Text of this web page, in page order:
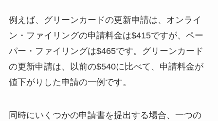
例えば、グリーンカードの更新申請は、オンライ
ン・ファイリングの申請料金は$415ですが、ペー
パー・ファイリングは$465です。グリーンカード
の更新申請は、以前の$540に比べて、申請料金が
値下がりした申請の一例です。
同時にいくつかの申請書を提出する場合、一つの